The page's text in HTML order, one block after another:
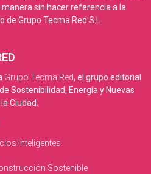
sin hacer referencia a la
Grupo Tecma Red S.L.
Grupo Tecma Red, el grupo editorial
Sostenibilidad, Energía y Nuevas
Ciudad.
Inteligentes
Sostenible